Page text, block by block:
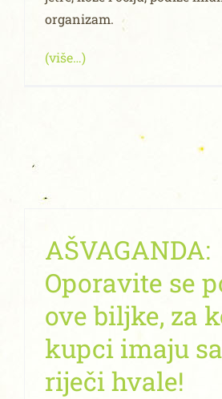
organizam.
(više…)
AŠVAGANDA:
Oporavite se
ove biljke, za
kupci imaju
riječi hvale!